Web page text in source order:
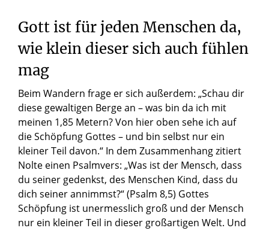
Gott ist für jeden Menschen da,
wie klein dieser sich auch fühlen
mag
Beim Wandern frage er sich außerdem: „Schau dir
diese gewaltigen Berge an – was bin da ich mit
meinen 1,85 Metern? Von hier oben sehe ich auf
die Schöpfung Gottes – und bin selbst nur ein
kleiner Teil davon.“ In dem Zusammenhang zitiert
Nolte einen Psalmvers: „Was ist der Mensch, dass
du seiner gedenkst, des Menschen Kind, dass du
dich seiner annimmst?“ (Psalm 8,5) Gottes
Schöpfung ist unermesslich groß und der Mensch
nur ein kleiner Teil in dieser großartigen Welt. Und